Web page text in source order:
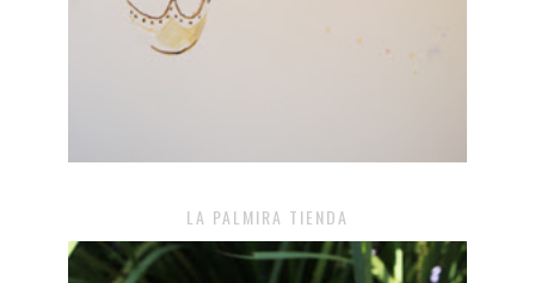
LA PALMIRA TIENDA